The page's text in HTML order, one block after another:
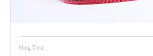
Sling Datar